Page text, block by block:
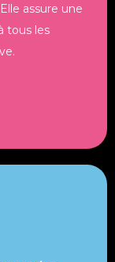
assure une
tous les